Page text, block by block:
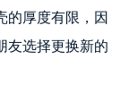
的厚度有限，因
友选择更换新的